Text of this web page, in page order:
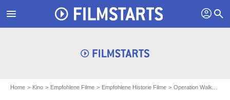
menu profil search
Home Kino Empfohlene Filme Empfohlene Historie Filme Operation Walküre - Das Stauffenberg-Attentat